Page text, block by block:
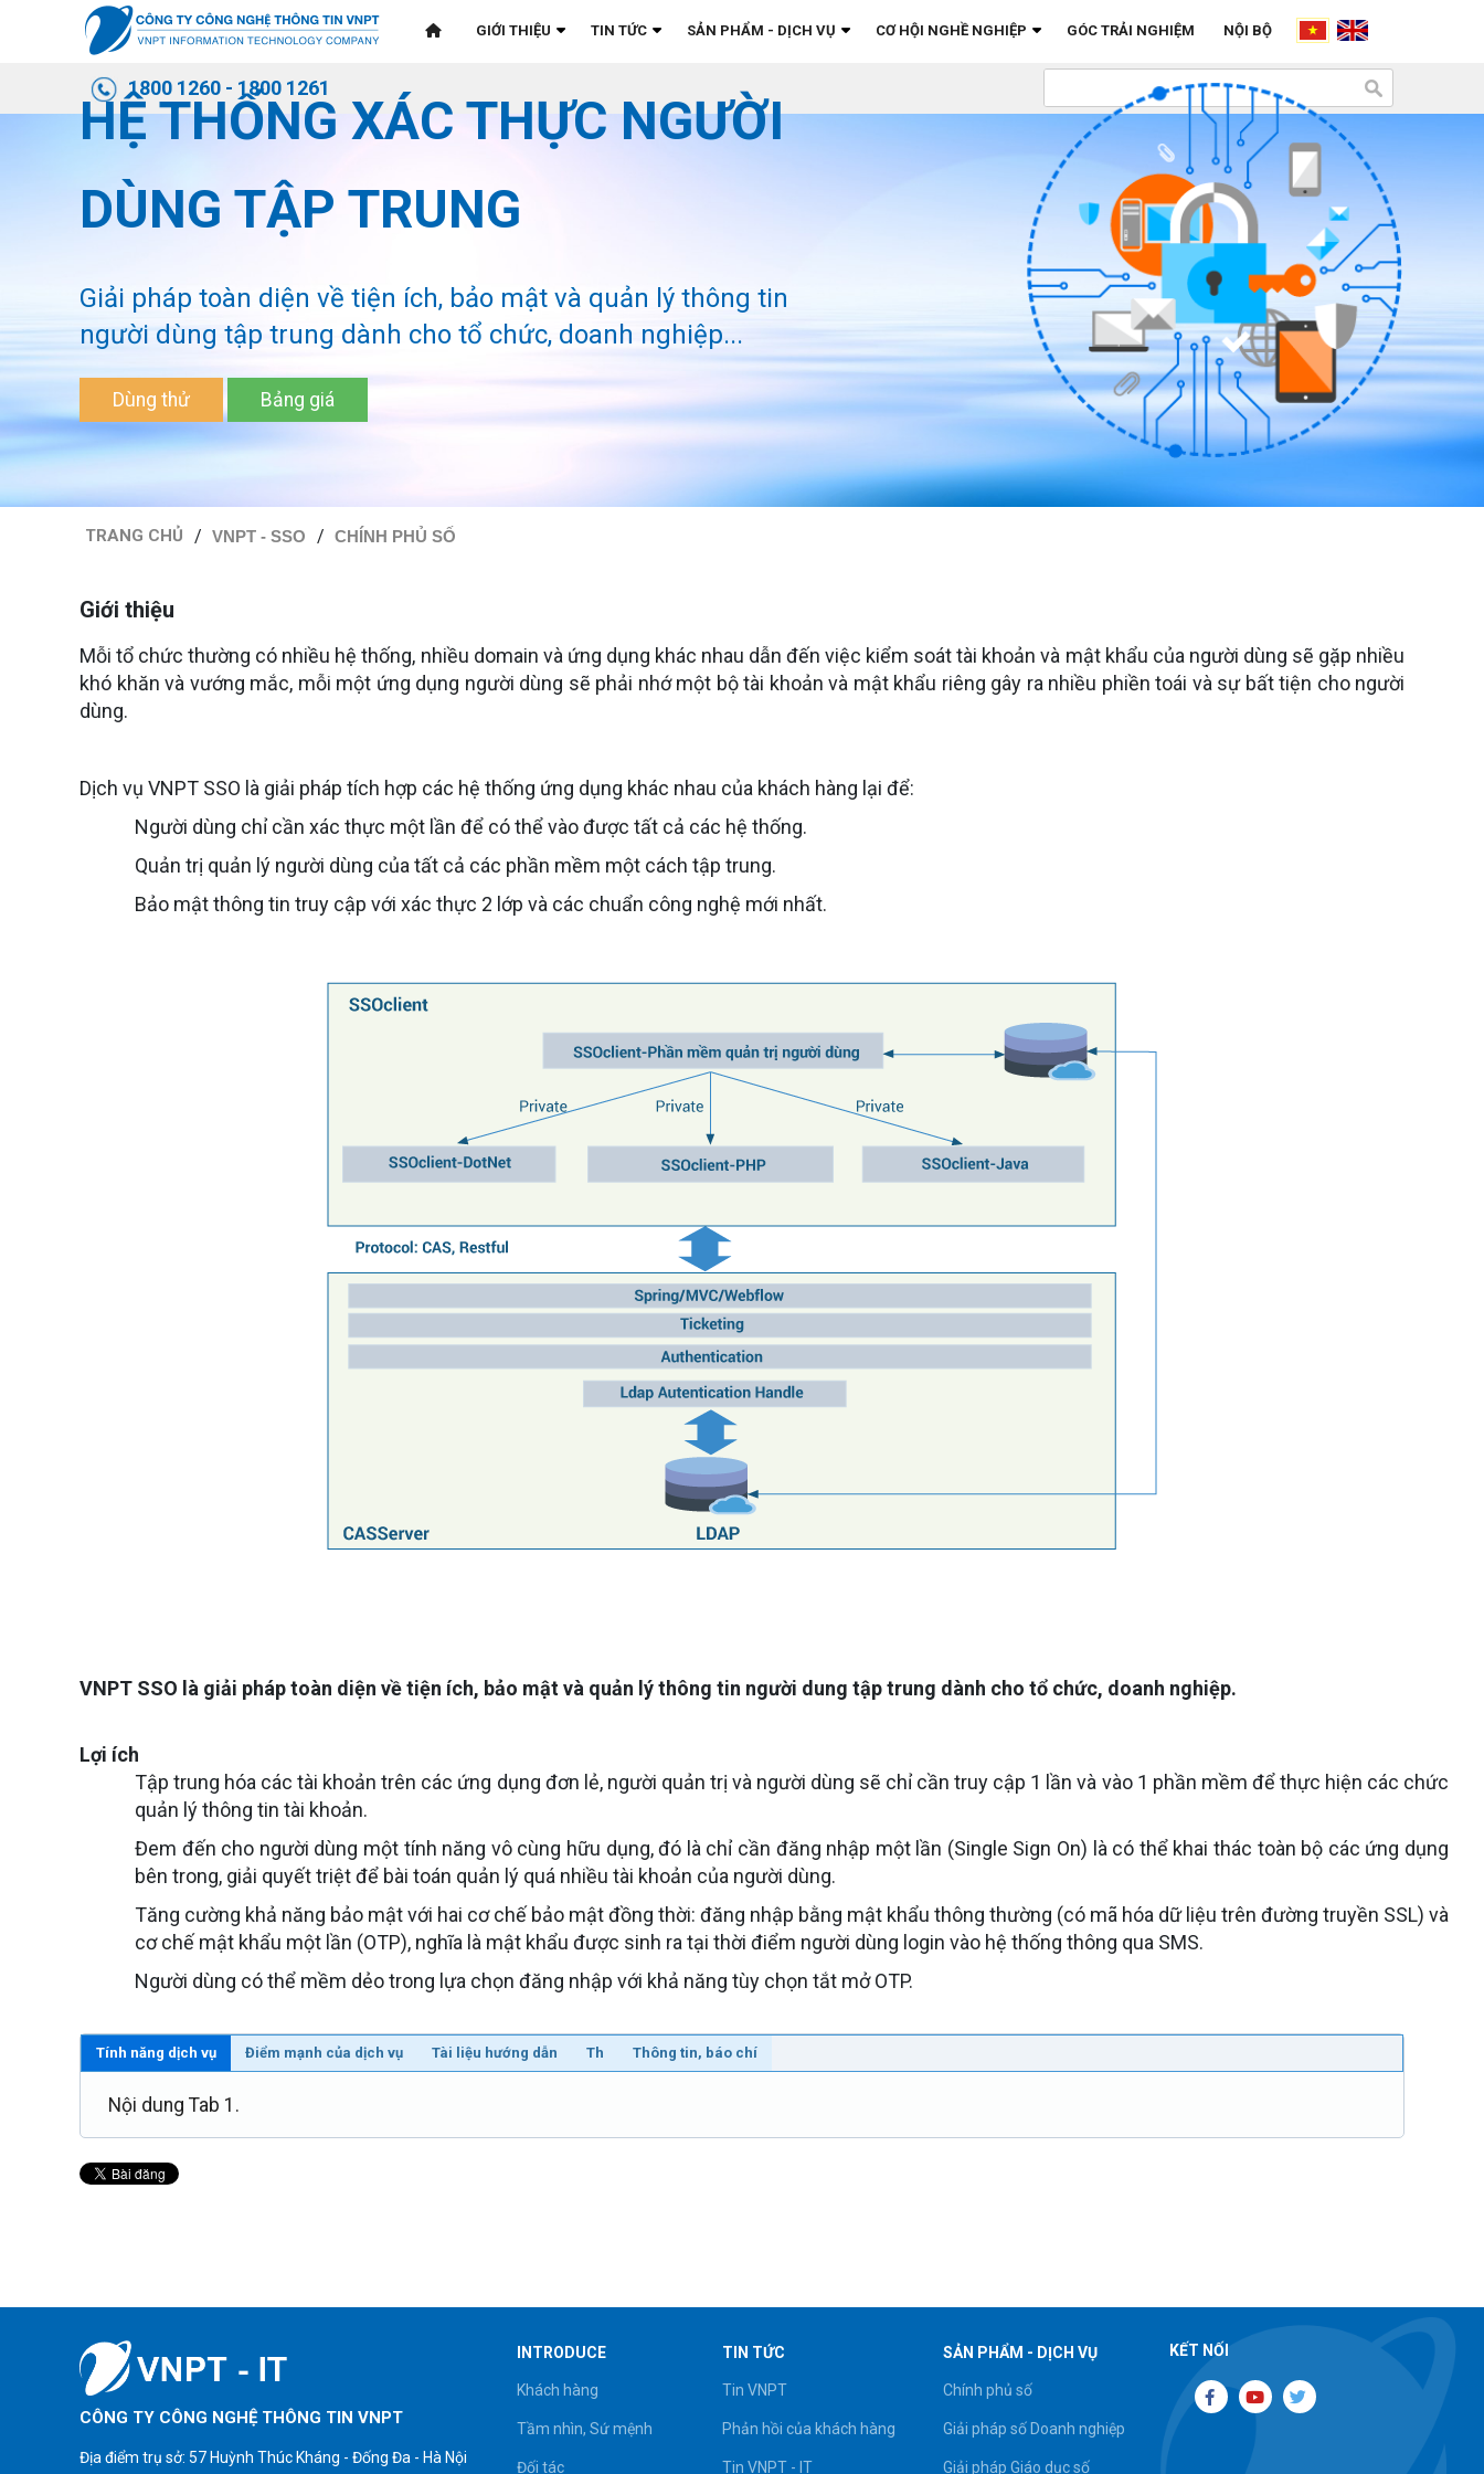
GIỚI THIỆU TIN TỨC SẢN PHẨM - DỊCH VỤ CƠ HỘI NGHỀ NGHIỆP GÓC TRẢI NGHIỆM NỘI BỘ
1800 1260 - 1800 1261
HỆ THỐNG XÁC THỰC NGƯỜI
DÙNG TẬP TRUNG
Giải pháp toàn diện về tiện ích, bảo mật và quản lý thông tin
người dùng tập trung dành cho tổ chức, doanh nghiệp...
Dùng thử Bảng giá
TRANG CHỦ VNPT - SSO CHÍNH PHỦ SỐ
Giới thiệu
Mỗi tổ chức thường có nhiều hệ thống, nhiều domain và ứng dụng khác nhau dẫn đến việc kiểm soát tài khoản và mật khẩu của người dùng sẽ gặp nhiều
khó khăn và vướng mắc, mỗi một ứng dụng người dùng sẽ phải nhớ một bộ tài khoản và mật khẩu riêng gây ra nhiều phiền toái và sự bất tiện cho người
dùng.
Dịch vụ VNPT SSO là giải pháp tích hợp các hệ thống ứng dụng khác nhau của khách hàng lại để:
Người dùng chỉ cần xác thực một lần để có thể vào được tất cả các hệ thống.
Quản trị quản lý người dùng của tất cả các phần mềm một cách tập trung.
Bảo mật thông tin truy cập với xác thực 2 lớp và các chuẩn công nghệ mới nhất.
VNPT SSO là giải pháp toàn diện về tiện ích, bảo mật và quản lý thông tin người dung tập trung dành cho tổ chức, doanh nghiệp.
Lợi ích
Tập trung hóa các tài khoản trên các ứng dụng đơn lẻ, người quản trị và người dùng sẽ chỉ cần truy cập 1 lần và vào 1 phần mềm để thực hiện các chức
quản lý thông tin tài khoản.
Đem đến cho người dùng một tính năng vô cùng hữu dụng, đó là chỉ cần đăng nhập một lần (Single Sign On) là có thể khai thác toàn bộ các ứng dụng
bên trong, giải quyết triệt để bài toán quản lý quá nhiều tài khoản của người dùng.
Tăng cường khả năng bảo mật với hai cơ chế bảo mật đồng thời: đăng nhập bằng mật khẩu thông thường (có mã hóa dữ liệu trên đường truyền SSL) và
cơ chế mật khẩu một lần (OTP), nghĩa là mật khẩu được sinh ra tại thời điểm người dùng login vào hệ thống thông qua SMS.
Người dùng có thể mềm dẻo trong lựa chọn đăng nhập với khả năng tùy chọn tắt mở OTP.
Tính năng dịch vụ Điểm mạnh của dịch vụ Tài liệu hướng dẫn Th Thông tin, báo chí
Nội dung Tab 1.
CÔNG TY CÔNG NGHỆ THÔNG TIN VNPT
Địa điểm trụ sở: 57 Huỳnh Thúc Kháng - Đống Đa - Hà Nội
INTRODUCE
Khách hàng
Tầm nhìn, Sứ mệnh
Đối tác
TIN TỨC
Tin VNPT
Phản hồi của khách hàng
Tin VNPT - IT
SẢN PHẨM - DỊCH VỤ
Chính phủ số
Giải pháp số Doanh nghiệp
Giải pháp Giáo dục số
KẾT NỐI